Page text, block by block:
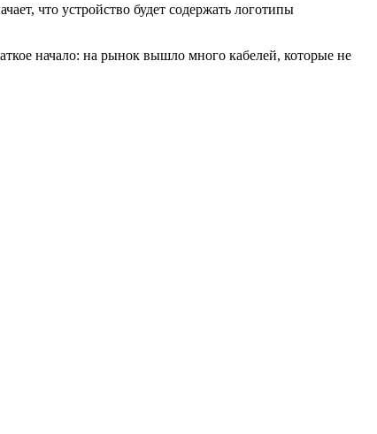
что устройство будет содержать логотипы
начало: на рынок вышло много кабелей, которые не